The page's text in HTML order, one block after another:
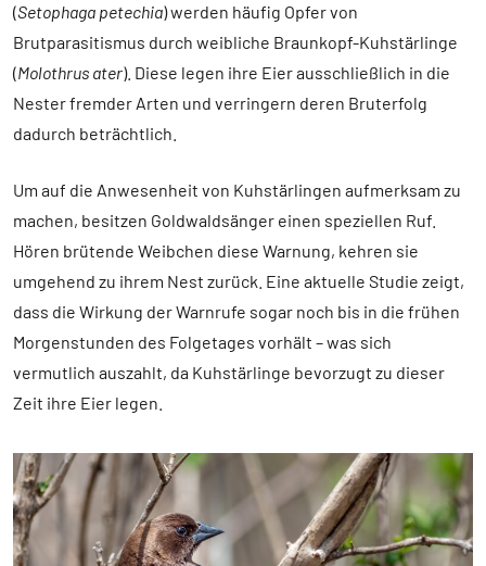
(Setophaga petechia) werden häufig Opfer von
Brutparasitismus durch weibliche Braunkopf-Kuhstärlinge
(Molothrus ater). Diese legen ihre Eier ausschließlich in die
Nester fremder Arten und verringern deren Bruterfolg
dadurch beträchtlich.
Um auf die Anwesenheit von Kuhstärlingen aufmerksam zu
machen, besitzen Goldwaldsänger einen speziellen Ruf.
Hören brütende Weibchen diese Warnung, kehren sie
umgehend zu ihrem Nest zurück. Eine aktuelle Studie zeigt,
dass die Wirkung der Warnrufe sogar noch bis in die frühen
Morgenstunden des Folgetages vorhält – was sich
vermutlich auszahlt, da Kuhstärlinge bevorzugt zu dieser
Zeit ihre Eier legen.